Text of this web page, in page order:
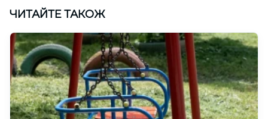
ЧИТАЙТЕ ТАКОЖ